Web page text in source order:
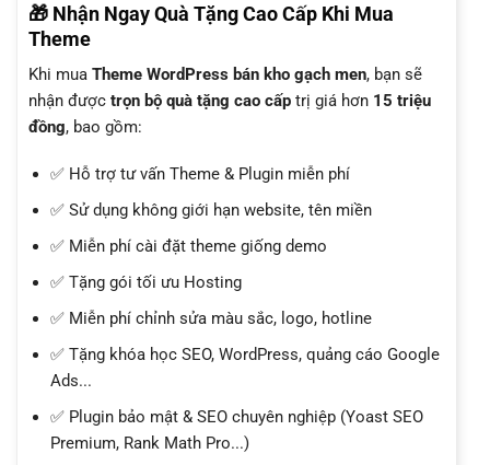
🎁 Nhận Ngay Quà Tặng Cao Cấp Khi Mua
Theme
Khi mua Theme WordPress bán kho gạch men, bạn sẽ
nhận được trọn bộ quà tặng cao cấp trị giá hơn 15 triệu
đồng, bao gồm:
✅ Hỗ trợ tư vấn Theme & Plugin miễn phí
✅ Sử dụng không giới hạn website, tên miền
✅ Miễn phí cài đặt theme giống demo
✅ Tặng gói tối ưu Hosting
✅ Miễn phí chỉnh sửa màu sắc, logo, hotline
✅ Tặng khóa học SEO, WordPress, quảng cáo Google
Ads...
✅ Plugin bảo mật & SEO chuyên nghiệp (Yoast SEO
Premium, Rank Math Pro...)